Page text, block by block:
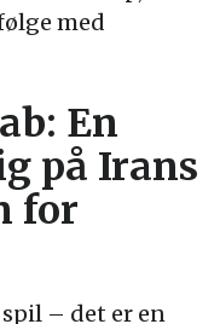
med
En
på Irans
for
– det er en